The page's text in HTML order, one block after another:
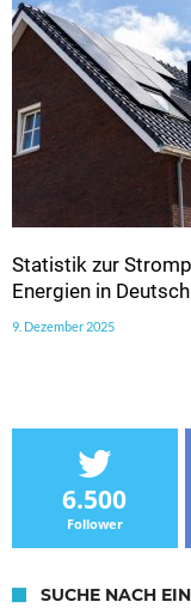
Statistik zur
Energien in
9. Dezember 2025
6.500
Follower
SUCHE NACH